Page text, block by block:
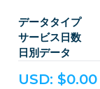
データタイプ
サービス日数
日別データ
USD: $0.00